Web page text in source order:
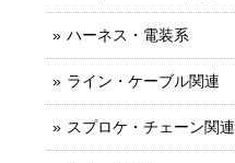
ハーネス・電装系
ライン・ケーブル関連
スプロケ・チェーン関連